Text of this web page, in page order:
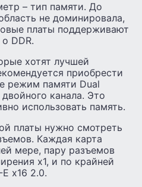
– тип памяти. До
не доминировала,
платы поддерживают
DDR.
хотят лучшей
приобрести
режим памяти Dual
канала. Это
использовать память.
платы нужно смотреть
Каждая карта
мере, пару разъемов
x1, и по крайней
x16 2.0.